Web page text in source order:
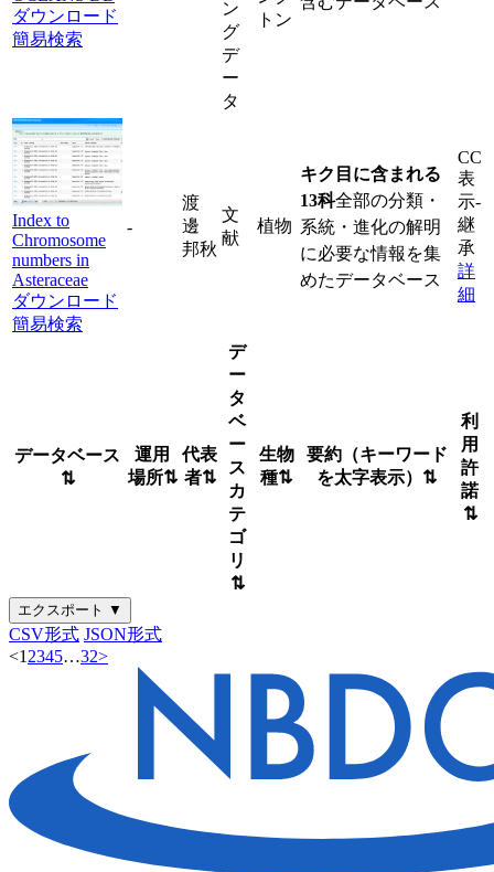
ダウンロード
簡易検索
ン
グ
デ
ー
タ
トン
Index to
Chromosome
numbers in
Asteraceae
ダウンロード
簡易検索
-
渡
邊
邦秋
文
献
植物
キク目に含まれる
13科全部の分類・
系統・進化の解明
に必要な情報を集
めたデータベース
CC
表
示-
継
承
詳
細
データベース
⇅
運用
場所⇅
代表
者⇅
デ
ー
タ
ベ
ー
ス
カ
テ
ゴ
リ
⇅
生物
種⇅
要約（キーワード
を太字表示） ⇅
利
用
許
諾
⇅
エクスポート ▼
CSV形式 JSON形式
<1 2345…32>